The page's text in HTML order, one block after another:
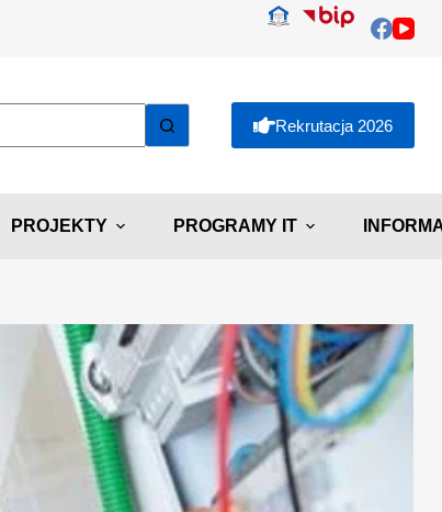
Rekrutacja 2026
PROJEKTY PROGRAMY IT